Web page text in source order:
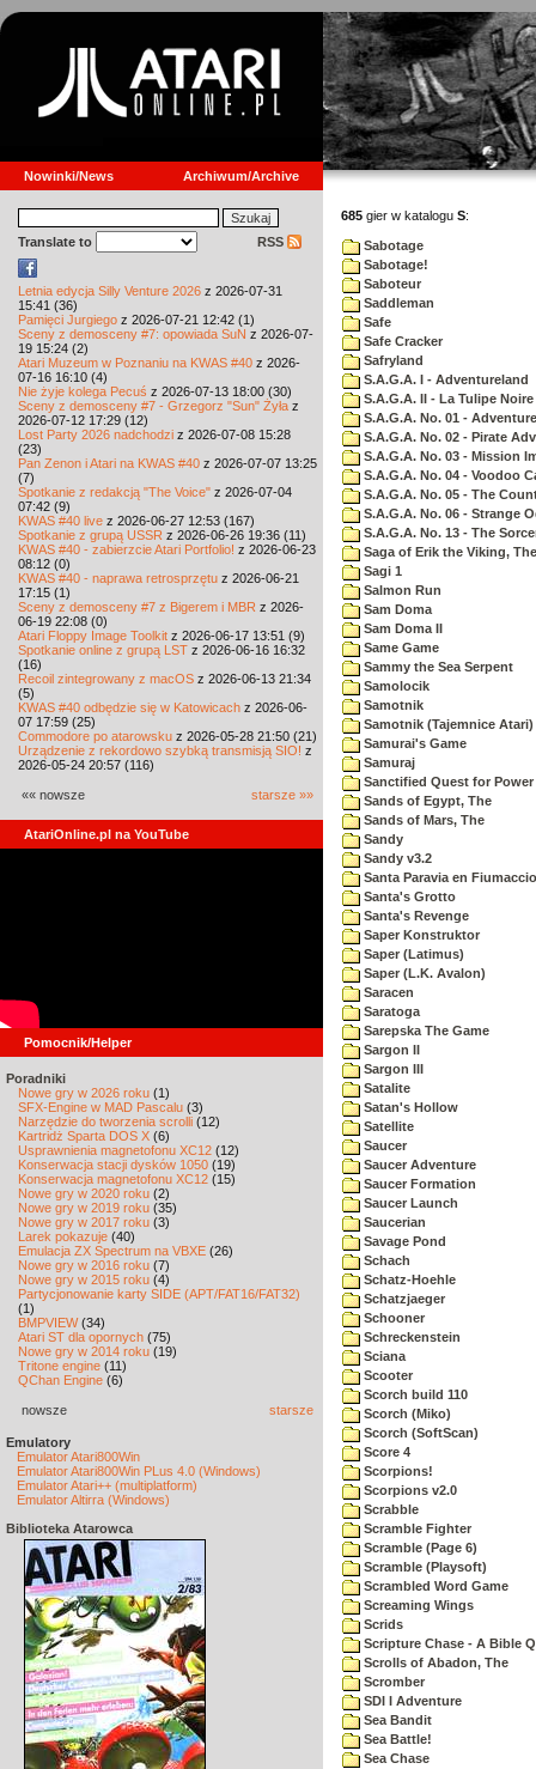
Nowinki/News Archiwum/Archive
Translate to RSS
Letnia edycja Silly Venture 2026 z 2026-07-31
15:41 (36)
Pamięci Jurgiego z 2026-07-21 12:42 (1)
Sceny z demosceny #7: opowiada SuN z 2026-07-
19 15:24 (2)
Atari Muzeum w Poznaniu na KWAS #40 z 2026-
07-16 16:10 (4)
Nie żyje kolega Pecuś z 2026-07-13 18:00 (30)
Sceny z demosceny #7 - Grzegorz "Sun" Żyła z
2026-07-12 17:29 (12)
Lost Party 2026 nadchodzi z 2026-07-08 15:28
(23)
Pan Zenon i Atari na KWAS #40 z 2026-07-07 13:25
(7)
Spotkanie z redakcją "The Voice" z 2026-07-04
07:42 (9)
KWAS #40 live z 2026-06-27 12:53 (167)
Spotkanie z grupą USSR z 2026-06-26 19:36 (11)
KWAS #40 - zabierzcie Atari Portfolio! z 2026-06-23
08:12 (0)
KWAS #40 - naprawa retrosprzętu z 2026-06-21
17:15 (1)
Sceny z demosceny #7 z Bigerem i MBR z 2026-
06-19 22:08 (0)
Atari Floppy Image Toolkit z 2026-06-17 13:51 (9)
Spotkanie online z grupą LST z 2026-06-16 16:32
(16)
Recoil zintegrowany z macOS z 2026-06-13 21:34
(5)
KWAS #40 odbędzie się w Katowicach z 2026-06-
07 17:59 (25)
Commodore po atarowsku z 2026-05-28 21:50 (21)
Urządzenie z rekordowo szybką transmisją SIO! z
2026-05-24 20:57 (116)
«« nowsze starsze »»
AtariOnline.pl na YouTube
Pomocnik/Helper
Poradniki
Nowe gry w 2026 roku (1)
SFX-Engine w MAD Pascalu (3)
Narzędzie do tworzenia scrolli (12)
Kartridż Sparta DOS X (6)
Usprawnienia magnetofonu XC12 (12)
Konserwacja stacji dysków 1050 (19)
Konserwacja magnetofonu XC12 (15)
Nowe gry w 2020 roku (2)
Nowe gry w 2019 roku (35)
Nowe gry w 2017 roku (3)
Larek pokazuje (40)
Emulacja ZX Spectrum na VBXE (26)
Nowe gry w 2016 roku (7)
Nowe gry w 2015 roku (4)
Partycjonowanie karty SIDE (APT/FAT16/FAT32)
(1)
BMPVIEW(34)
Atari ST dla opornych (75)
Nowe gry w 2014 roku (19)
Tritone engine (11)
QChan Engine (6)
nowsze starsze
Emulatory
Emulator Atari800Win
Emulator Atari800Win PLus 4.0 (Windows)
Emulator Atari++ (multiplatform)
Emulator Altirra (Windows)
Biblioteka Atarowca
685 gier w katalogu S:
Sabotage
Sabotage!
Saboteur
Saddleman
Safe
Safe Cracker
Safryland
S.A.G.A. I - Adventureland
S.A.G.A. II - La Tulipe Noire
S.A.G.A. No. 01 -
S.A.G.A. No. 02 - Pirate
S.A.G.A. No. 03 - Mission
S.A.G.A. No. 04 - Voodoo
S.A.G.A. No. 05 - The
S.A.G.A. No. 06 - Strange
S.A.G.A. No. 13 - The
Saga of Erik the Viking, The
Sagi 1
Salmon Run
Sam Doma
Sam Doma II
Same Game
Sammy the Sea Serpent
Samolocik
Samotnik
Samotnik (Tajemnice Atari)
Samurai's Game
Samuraj
Sanctified Quest for Power
Sands of Egypt, The
Sands of Mars, The
Sandy
Sandy v3.2
Santa Paravia en Fiumaccio
Santa's Grotto
Santa's Revenge
Saper Konstruktor
Saper (Latimus)
Saper (L.K. Avalon)
Saracen
Saratoga
Sarepska The Game
Sargon II
Sargon III
Satalite
Satan's Hollow
Satellite
Saucer
Saucer Adventure
Saucer Formation
Saucer Launch
Saucerian
Savage Pond
Schach
Schatz-Hoehle
Schatzjaeger
Schooner
Schreckenstein
Sciana
Scooter
Scorch build 110
Scorch (Miko)
Scorch (SoftScan)
Score 4
Scorpions!
Scorpions v2.0
Scrabble
Scramble Fighter
Scramble (Page 6)
Scramble (Playsoft)
Scrambled Word Game
Screaming Wings
Scrids
Scripture Chase - A Bible
Scrolls of Abadon, The
Scromber
SDI I Adventure
Sea Bandit
Sea Battle!
Sea Chase